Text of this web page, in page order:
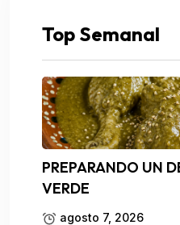
Top Semanal
PREPARANDO UN
VERDE
agosto 7, 2026